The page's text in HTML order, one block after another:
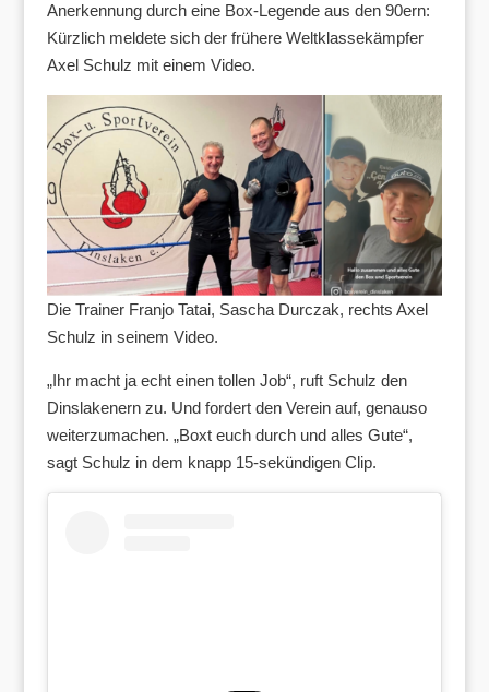
Anerkennung durch eine Box-Legende aus den 90ern:
Kürzlich meldete sich der frühere Weltklassekämpfer
Axel Schulz mit einem Video.
Die Trainer Franjo Tatai, Sascha Durczak, rechts Axel
Schulz in seinem Video.
„Ihr macht ja echt einen tollen Job“, ruft Schulz den
Dinslakenern zu. Und fordert den Verein auf, genauso
weiterzumachen. „Boxt euch durch und alles Gute“,
sagt Schulz in dem knapp 15-sekündigen Clip.